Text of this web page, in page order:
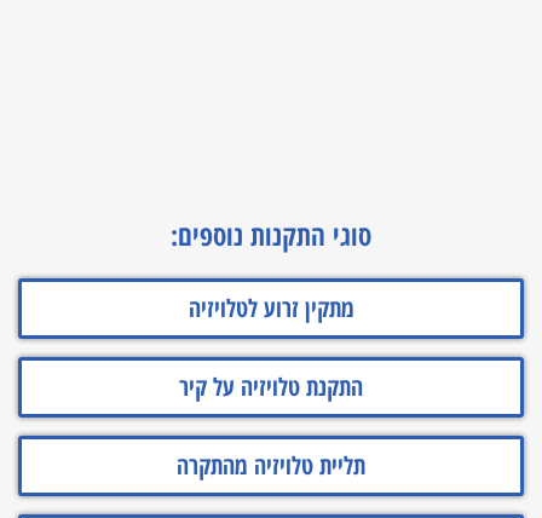
סוגי התקנות נוספים:
מתקין זרוע לטלויזיה
התקנת טלויזיה על קיר
תליית טלויזיה מהתקרה